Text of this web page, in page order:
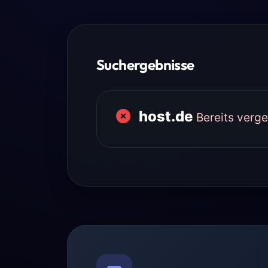
Suchergebnisse
host.de Bereits